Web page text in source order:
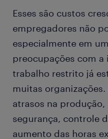
Esses são custos
empregadores não
especialmente em
preocupações com
trabalho restrito já
muitas
atrasos na
segurança, controle
aumento das horas